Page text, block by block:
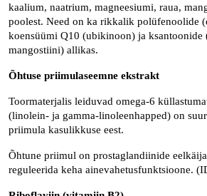
kaalium, naatrium, magneesiumi, raua,
poolest. Need on ka rikkalik polüfenoolide
koensüümi Q10 (ubikinoon) ja ksantoonide
mangostiini) allikas.
Õhtuse priimulaseemne ekstrakt
Toormaterjalis leiduvad omega-6
(linolein- ja gamma-linoleenhapped) on
priimula kasulikkuse eest.
Õhtune priimul on prostaglandiinide
reguleerida keha ainevahetusfunktsioone.